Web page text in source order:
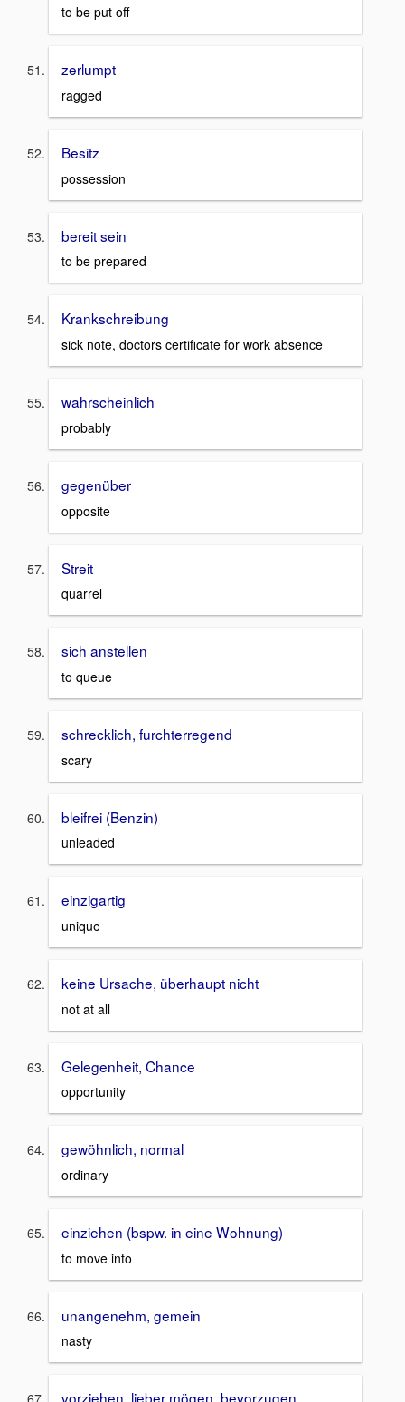
to be put off
zerlumpt
ragged
Besitz
possession
bereit sein
to be prepared
Krankschreibung
sick note, doctors certificate for work absence
wahrscheinlich
probably
gegenüber
opposite
Streit
quarrel
sich anstellen
to queue
schrecklich, furchterregend
scary
bleifrei (Benzin)
unleaded
einzigartig
unique
keine Ursache, überhaupt nicht
not at all
Gelegenheit, Chance
opportunity
gewöhnlich, normal
ordinary
einziehen (bspw. in eine Wohnung)
to move into
unangenehm, gemein
nasty
vorziehen, lieber mögen, bevorzugen